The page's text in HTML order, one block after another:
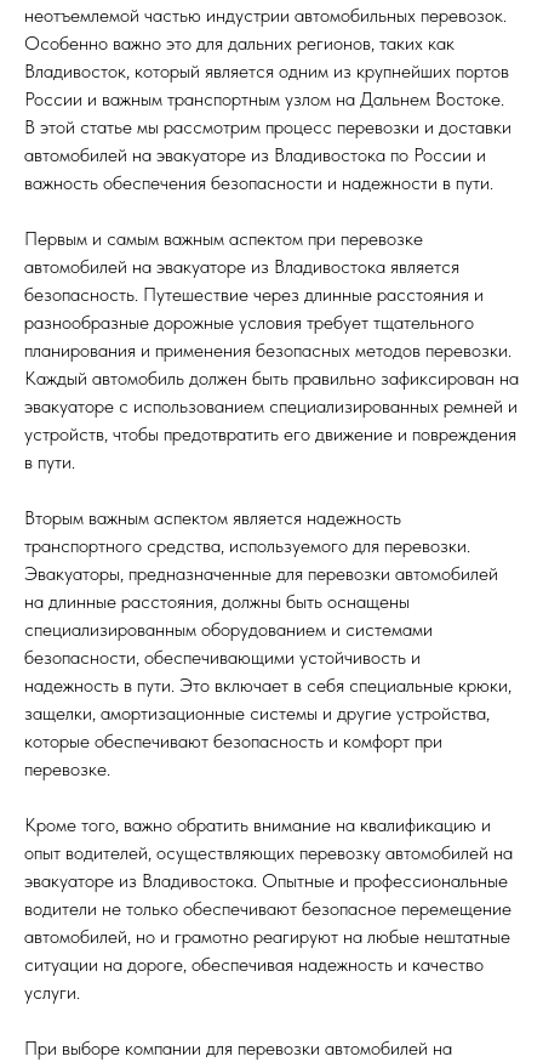
неотъемлемой частью индустрии автомобильных перевозок.
Особенно важно это для дальних регионов, таких как
Владивосток, который является одним из крупнейших портов
России и важным транспортным узлом на Дальнем Востоке.
В этой статье мы рассмотрим процесс перевозки и доставки
автомобилей на эвакуаторе из Владивостока по России и
важность обеспечения безопасности и надежности в пути.
Первым и самым важным аспектом при перевозке
автомобилей на эвакуаторе из Владивостока является
безопасность. Путешествие через длинные расстояния и
разнообразные дорожные условия требует тщательного
планирования и применения безопасных методов перевозки.
Каждый автомобиль должен быть правильно зафиксирован на
эвакуаторе с использованием специализированных ремней и
устройств, чтобы предотвратить его движение и повреждения
в пути.
Вторым важным аспектом является надежность
транспортного средства, используемого для перевозки.
Эвакуаторы, предназначенные для перевозки автомобилей
на длинные расстояния, должны быть оснащены
специализированным оборудованием и системами
безопасности, обеспечивающими устойчивость и
надежность в пути. Это включает в себя специальные крюки,
защелки, амортизационные системы и другие устройства,
которые обеспечивают безопасность и комфорт при
перевозке.
Кроме того, важно обратить внимание на квалификацию и
опыт водителей, осуществляющих перевозку автомобилей на
эвакуаторе из Владивостока. Опытные и профессиональные
водители не только обеспечивают безопасное перемещение
автомобилей, но и грамотно реагируют на любые нештатные
ситуации на дороге, обеспечивая надежность и качество
услуги.
При выборе компании для перевозки автомобилей на